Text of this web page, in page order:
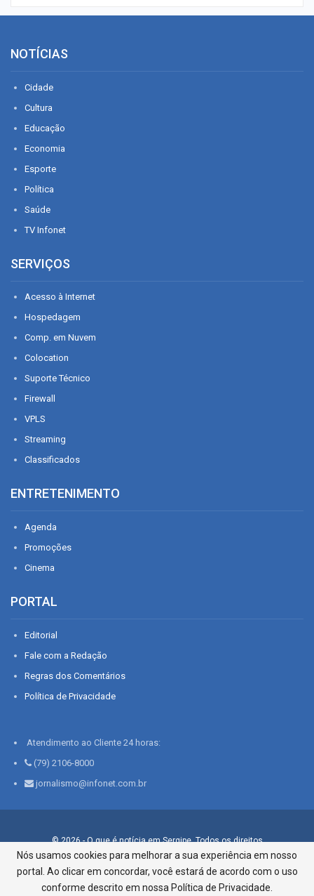
NOTÍCIAS
Cidade
Cultura
Educação
Economia
Esporte
Política
Saúde
TV Infonet
SERVIÇOS
Acesso à Internet
Hospedagem
Comp. em Nuvem
Colocation
Suporte Técnico
Firewall
VPLS
Streaming
Classificados
ENTRETENIMENTO
Agenda
Promoções
Cinema
PORTAL
Editorial
Fale com a Redação
Regras dos Comentários
Política de Privacidade
Atendimento ao Cliente 24 horas:
(79) 2106-8000
jornalismo@infonet.com.br
© 2026 - O que é notícia em Sergipe. Todos os direitos
reservados.
Infonet - Rua Monsenhor Silveira 276, Bairro São José |
Aracaju-SE, CEP 49015-030, Fone: 79.2106.8000 - CI Centro de
Nós usamos cookies para melhorar a sua experiência em nosso
portal. Ao clicar em concordar, você estará de acordo com o uso
conforme descrito em nossa Política de Privacidade.